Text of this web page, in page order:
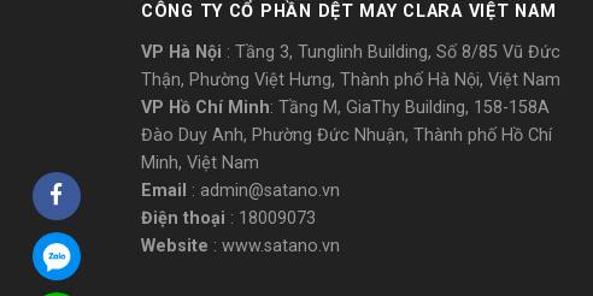
CÔNG TY CỔ PHẦN DỆT MAY CLARA VIỆT NAM
VP Hà Nội : Tầng 3, Tunglinh Building, Số 8/85 Vũ Đức
Thận, Phường Việt Hưng, Thành phố Hà Nội, Việt Nam
VP Hồ Chí Minh: Tầng M, GiaThy Building, 158-158A
Đào Duy Anh, Phường Đức Nhuận, Thành phố Hồ Chí
Minh, Việt Nam
Email : admin@satano.vn
Điện thoại : 18009073
Website : www.satano.vn